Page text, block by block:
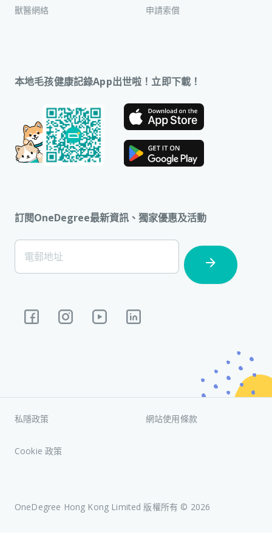
獸醫網絡 申請索償
本地毛孩健康記錄App出世啦！立即下載！
訂閱OneDegree最新資訊、獨家優惠及活動
[Footer]
Subscription
電郵地址
OneDegree Hong Kong Limited 版權所有 © 2026
私隱政策 網站使用條款
Cookie 政策